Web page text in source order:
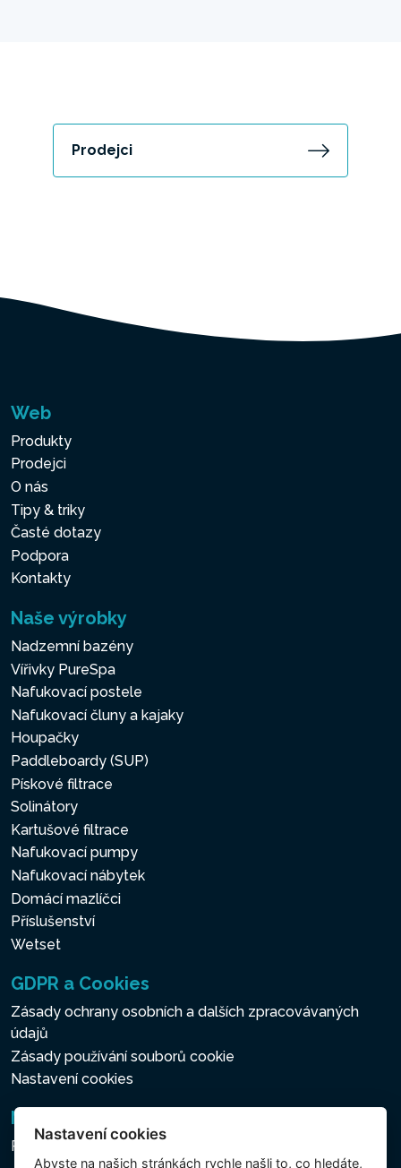
Prodejci
Web
Produkty
Prodejci
O nás
Tipy & triky
Časté dotazy
Podpora
Kontakty
Naše výrobky
Nadzemní bazény
Vířivky PureSpa
Nafukovací postele
Nafukovací čluny a kajaky
Houpačky
Paddleboardy (SUP)
Pískové filtrace
Solinátory
Kartušové filtrace
Nafukovací pumpy
Nafukovací nábytek
Domácí mazlíčci
Příslušenství
Wetset
GDPR a Cookies
Zásady ochrany osobních a dalších zpracovávaných
údajů
Zásady používání souborů cookie
Nastavení cookies
Newsletter
Přihlášení k odběru novinek
Nastavení cookies
Abyste na našich stránkách rychle našli to, co hledáte,